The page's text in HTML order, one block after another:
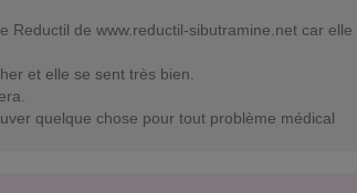
Reductil de www.reductil-sibutramine.net car elle
et elle se sent très bien.
quelque chose pour tout problème médical